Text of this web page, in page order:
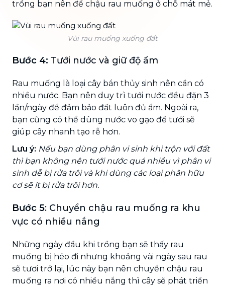
trồng bạn nên để chậu rau muống ở chỗ mát mẻ.
Vùi rau muống xuống đất
Bước 4: Tưới nước và giữ độ ẩm
Rau muống là loại cây bán thủy sinh nên cần có
nhiều nước. Bạn nên duy trì tưới nước đều đặn 3
lần/ngày để đảm bảo đất luôn đủ ẩm. Ngoài ra,
bạn cũng có thể dùng nước vo gạo để tưới sẽ
giúp cây nhanh tạo rễ hơn.
Lưu ý: Nếu bạn dùng phân vi sinh khi trộn với đất
thì bạn không nên tưới nước quá nhiều vì phân vi
sinh dễ bị rửa trôi và khi dùng các loại phân hữu
cơ sẽ ít bị rửa trôi hơn.
Bước 5: Chuyển chậu rau muống ra khu
vực có nhiều nắng
Những ngày đầu khi trồng bạn sẽ thấy rau
muống bị héo đi nhưng khoảng vài ngày sau rau
sẽ tươi trở lại, lúc này bạn nên chuyển chậu rau
muống ra nơi có nhiều nắng thì cây sẽ phát triển